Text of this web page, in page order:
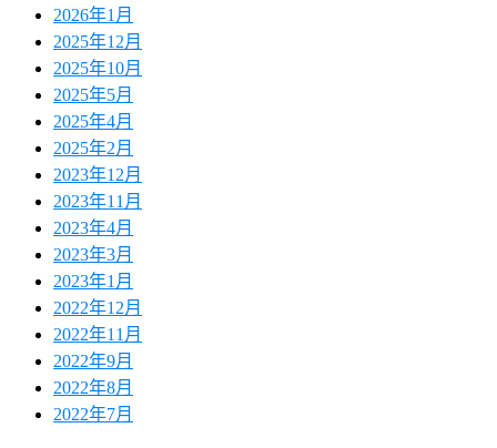
2026年1月
2025年12月
2025年10月
2025年5月
2025年4月
2025年2月
2023年12月
2023年11月
2023年4月
2023年3月
2023年1月
2022年12月
2022年11月
2022年9月
2022年8月
2022年7月